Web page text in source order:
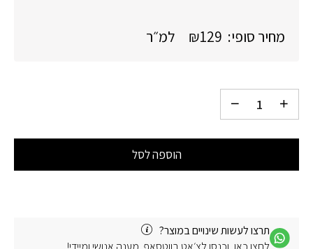
מחיר סופי: ₪129 למ״ר
הוספה לסל
תרצו לעשות שינויים במוצר?